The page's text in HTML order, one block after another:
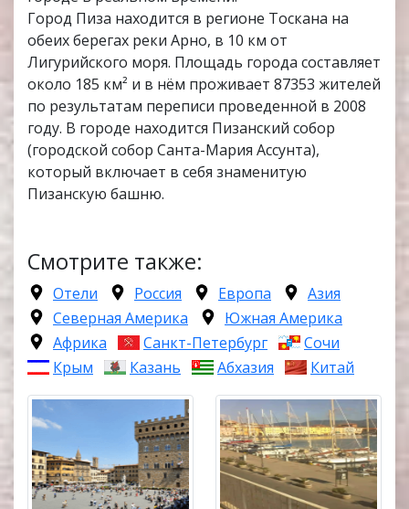
Город Пиза находится в регионе Тоскана на
обеих берегах реки Арно, в 10 км от
Лигурийского моря. Площадь города составляет
около 185 км² и в нём проживает 87353 жителей
по результатам переписи проведенной в 2008
году. В городе находится Пизанский собор
(городской собор Санта-Мария Ассунта),
который включает в себя знаменитую
Пизанскую башню.
Смотрите также:
Отели Россия Европа
Азия
Северная Америка
Южная Америка
Африка
Санкт-Петербург
Сочи
Крым
Казань Абхазия Китай